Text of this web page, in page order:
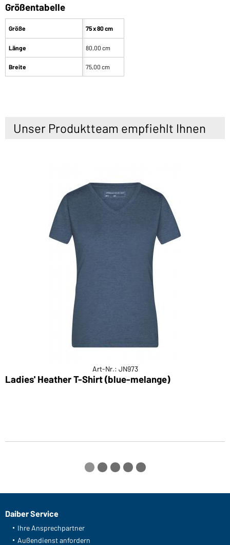
Größentabelle
Größe
Länge
Breite
75 x 80 cm
80,00 cm
75,00 cm
Unser Produktteam empfiehlt Ihnen
Art-Nr.: JN973
Ladies' Heather T-Shirt (blue-melange)
Daiber Service
Ihre Ansprechpartner
Außendienst anfordern